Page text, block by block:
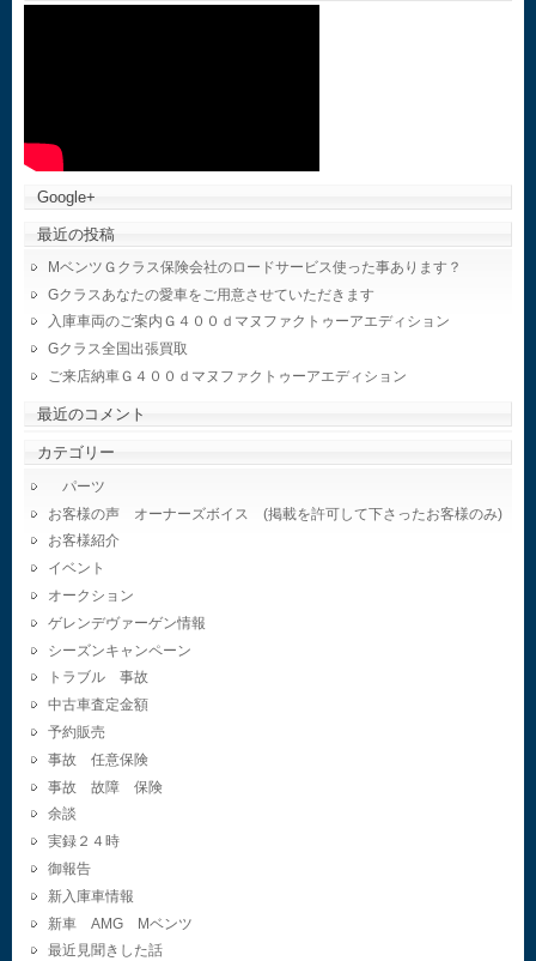
Google+
最近の投稿
MベンツＧクラス保険会社のロードサービス使った事あります？
Gクラスあなたの愛車をご用意させていただきます
入庫車両のご案内Ｇ４００ｄマヌファクトゥーアエディション
Gクラス全国出張買取
ご来店納車Ｇ４００ｄマヌファクトゥーアエディション
最近のコメント
カテゴリー
パーツ
お客様の声 オーナーズボイス (掲載を許可して下さったお客様のみ)
お客様紹介
イベント
オークション
ゲレンデヴァーゲン情報
シーズンキャンペーン
トラブル 事故
中古車査定金額
予約販売
事故 任意保険
事故 故障 保険
余談
実録２４時
御報告
新入庫車情報
新車 AMG Mベンツ
最近見聞きした話